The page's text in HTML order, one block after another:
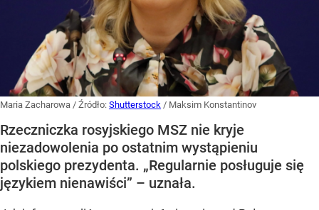
Maria Zacharowa / Źródło: Shutterstock / Maksim Konstantinov
Rzeczniczka rosyjskiego MSZ nie kryje
niezadowolenia po ostatnim wystąpieniu
polskiego prezydenta. „Regularnie posługuje się
językiem nienawiści” – uznała.